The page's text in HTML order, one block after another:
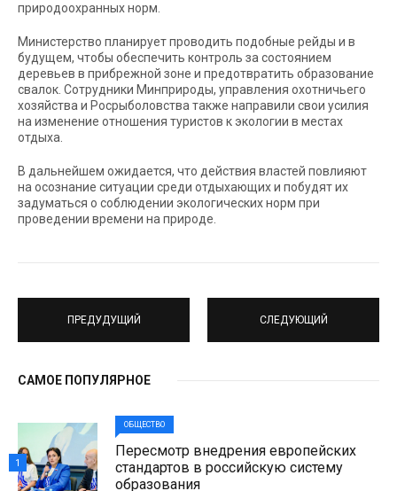
природоохранных норм.
Министерство планирует проводить подобные рейды и в
будущем, чтобы обеспечить контроль за состоянием
деревьев в прибрежной зоне и предотвратить образование
свалок. Сотрудники Минприроды, управления охотничьего
хозяйства и Росрыболовства также направили свои усилия
на изменение отношения туристов к экологии в местах
отдыха.
В дальнейшем ожидается, что действия властей повлияют
на осознание ситуации среди отдыхающих и побудят их
задуматься о соблюдении экологических норм при
проведении времени на природе.
ПРЕДУДУЩИЙ СЛЕДУЮЩИЙ
САМОЕ ПОПУЛЯРНОЕ
ОБЩЕСТВО
Пересмотр внедрения европейских
стандартов в российскую систему
образования
1